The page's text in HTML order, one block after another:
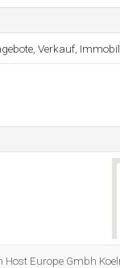
Verkauf,
Europe Gmbh